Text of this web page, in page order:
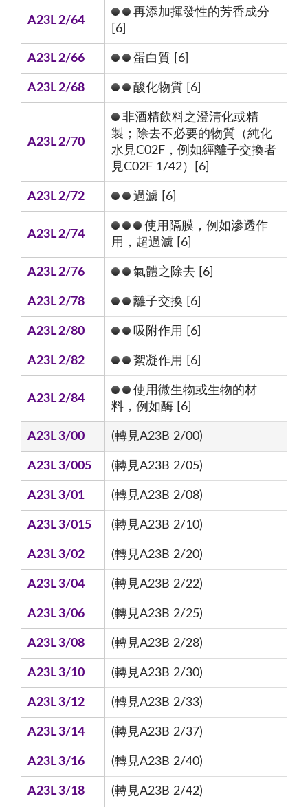
A23L 2/64
再添加揮發性的芳香成分
[6]
A23L 2/66 蛋白質 [6]
A23L 2/68 酸化物質 [6]
A23L 2/70
非酒精飲料之澄清化或精
製；除去不必要的物質（純化
水見C02F，例如經離子交換者
見C02F 1/42）[6]
A23L 2/72 過濾 [6]
A23L 2/74
使用隔膜，例如滲透作
用，超過濾 [6]
A23L 2/76 氣體之除去 [6]
A23L 2/78 離子交換 [6]
A23L 2/80 吸附作用 [6]
A23L 2/82 絮凝作用 [6]
A23L 2/84
使用微生物或生物的材
料，例如酶 [6]
A23L 3/00 (轉見A23B 2/00)
A23L 3/005 (轉見A23B 2/05)
A23L 3/01 (轉見A23B 2/08)
A23L 3/015 (轉見A23B 2/10)
A23L 3/02 (轉見A23B 2/20)
A23L 3/04 (轉見A23B 2/22)
A23L 3/06 (轉見A23B 2/25)
A23L 3/08 (轉見A23B 2/28)
A23L 3/10 (轉見A23B 2/30)
A23L 3/12 (轉見A23B 2/33)
A23L 3/14 (轉見A23B 2/37)
A23L 3/16 (轉見A23B 2/40)
A23L 3/18 (轉見A23B 2/42)